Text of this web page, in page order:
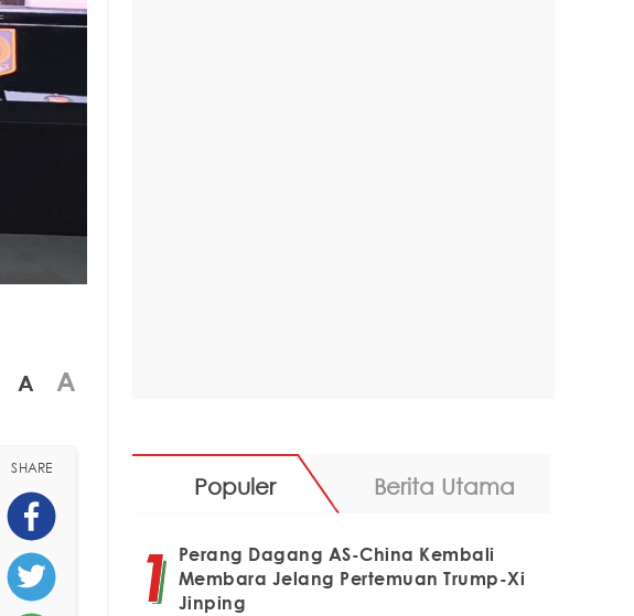
A A
SHARE
Populer Berita Utama
Perang Dagang AS-China Kembali
Membara Jelang Pertemuan Trump-Xi
Jinping